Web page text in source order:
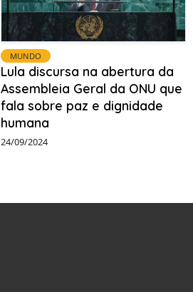
MUNDO
Lula discursa na abertura da
Assembleia Geral da ONU que
fala sobre paz e dignidade
humana
24/09/2024